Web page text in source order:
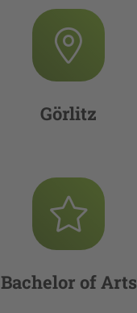
Görlitz
Bachelor of Arts